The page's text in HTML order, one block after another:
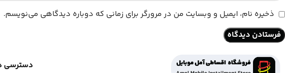
ذخیره نام، ایمیل و وبسایت من در مرورگر برای زمانی که دوباره دیدگاهی می‌نویسم.
دسترسی